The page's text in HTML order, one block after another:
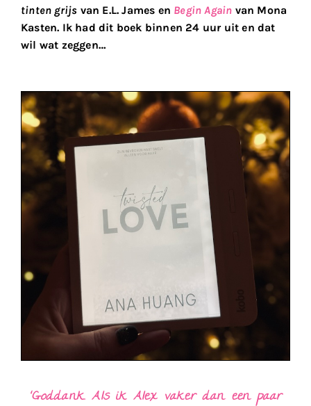
tinten grijs van E.L. James en Begin Again van Mona
Kasten. Ik had dit boek binnen 24 uur uit en dat
wil wat zeggen…
‘Goddank. Als ik Alex vaker dan een paar